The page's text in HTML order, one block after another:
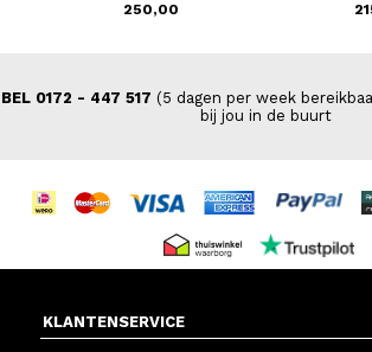
250,00
BEL 0172 - 447 517 (5 dagen per week
bij jou in de buurt
KLANTENSERVICE